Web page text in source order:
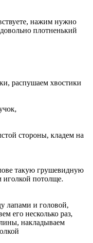
нажим нужно
плотненький
распушаем хвостики
стороны, кладем на
такую грушевидную
иголкой потолще.
лапами и головой,
его несколько раз,
накладываем